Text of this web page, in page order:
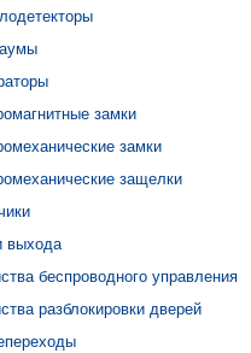
замки
замки
защелки
выхода
беспроводного управления
разблокировки дверей